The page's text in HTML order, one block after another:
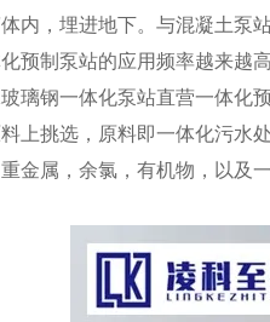
内，埋进地下。与混凝土泵
预制泵站的应用频率越来越
璃钢一体化泵站直营一体化
上挑选，原料即一体化污水
金属，余氯，有机物，以及